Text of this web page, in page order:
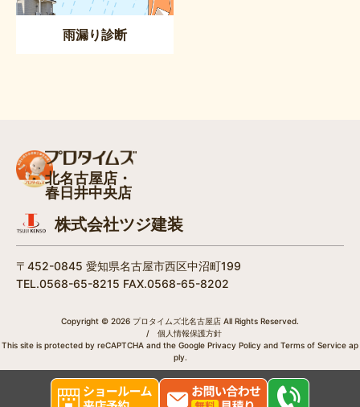
雨漏り診断
北名古屋店・
春日井中央店
株式会社ツジ建装
〒452-0845 愛知県名古屋市西区中沼町199
TEL.0568-65-8215 FAX.0568-65-8202
Copyright © 2026 プロタイムズ北名古屋店 All Rights Reserved.
/
個人情報保護方針
This site is protected by reCAPTCHA and the Google Privacy Policy and Terms of Service ap
ply.